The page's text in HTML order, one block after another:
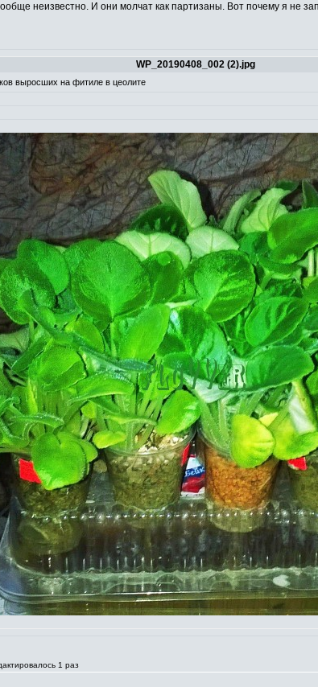
неизвестно. И они молчат как партизаны. Вот почему я не
WP_20190408_002 (2).jpg
выросших на фитиле в цеолите
1 раз